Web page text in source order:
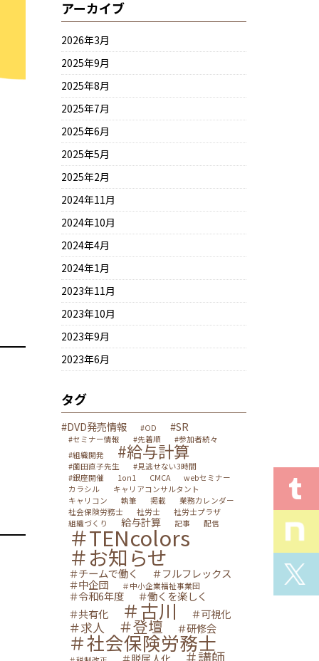
アーカイブ
2026年3月
2025年9月
2025年8月
2025年7月
2025年6月
2025年5月
2025年2月
2024年11月
2024年10月
2024年4月
2024年1月
2023年11月
2023年10月
2023年9月
2023年6月
タグ
#DVD発売情報 #OD #SR
#セミナー情報 #先着順
#参加者続々
#組織開発
#給与計算
#薗田直子先生
#見逃せない3時間
#銀座開催
1on1 CMCA
webセミナー
カラシル
キャリアコンサルタント
キャリコン
執筆 掲載
業務カレンダー
社会保険労務士
社労士
社労士プラザ
組織づくり
給与計算 記事 配信
＃TENcolors
＃お知らせ
＃チームで働く ＃フルフレックス
＃中企団 ＃中小企業福祉事業団
＃令和6年度
＃働くを楽しく
＃共有化
＃古川 ＃可視化
＃求人 ＃登壇 ＃研修会
＃社会保険労務士